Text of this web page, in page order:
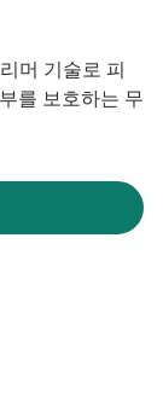
머 기술로 피
를 보호하는 무